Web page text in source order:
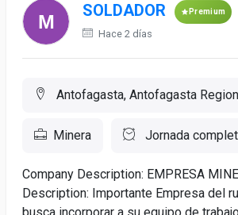
SOLDADOR Premium
Hace 2 días
Antofagasta, Antofagasta
Minera Jornada
Company Description: EMPRESA
Description: Importante Empresa del